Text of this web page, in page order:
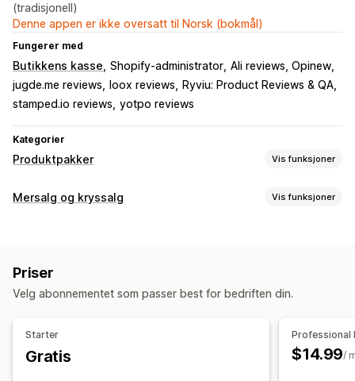
(tradisjonell)
Denne appen er ikke oversatt til Norsk (bokmål)
Fungerer med
Butikkens kasse Shopify-administrator Ali reviews, Opinew
jugde.me reviews
loox reviews
Ryviu: Product Reviews & QA
stamped.io reviews yotpo reviews
Kategorier
Produktpakker Vis funksjoner
Pakketyper
Priser du kan angi
Prosentbaserte rabatter
Gratis frakt
Dynamisk prissetting
Mersalg og kryssalg Vis funksjoner
Dra-og-slipp-redigeringsverktøy
Priser
Velg abonnementet som passer best for bedriften din.
Starter
Gratis
Professional
$14.99/